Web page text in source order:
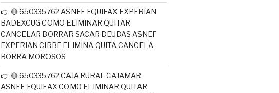
👉 🔴 650335762 ASNEF EQUIFAX EXPERIAN
BADEXCUG COMO ELIMINAR QUITAR
CANCELAR BORRAR SACAR DEUDAS ASNEF
EXPERIAN CIRBE ELIMINA QUITA CANCELA
BORRA MOROSOS
👉 🔴 650335762 CAJA RURAL CAJAMAR
ASNEF EQUIFAX COMO ELIMINAR QUITAR